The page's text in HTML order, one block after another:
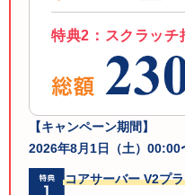
特典2：スクラッチ
【キャンペーン期間】
2026年8月1日（土）
コアサーバー V2プ